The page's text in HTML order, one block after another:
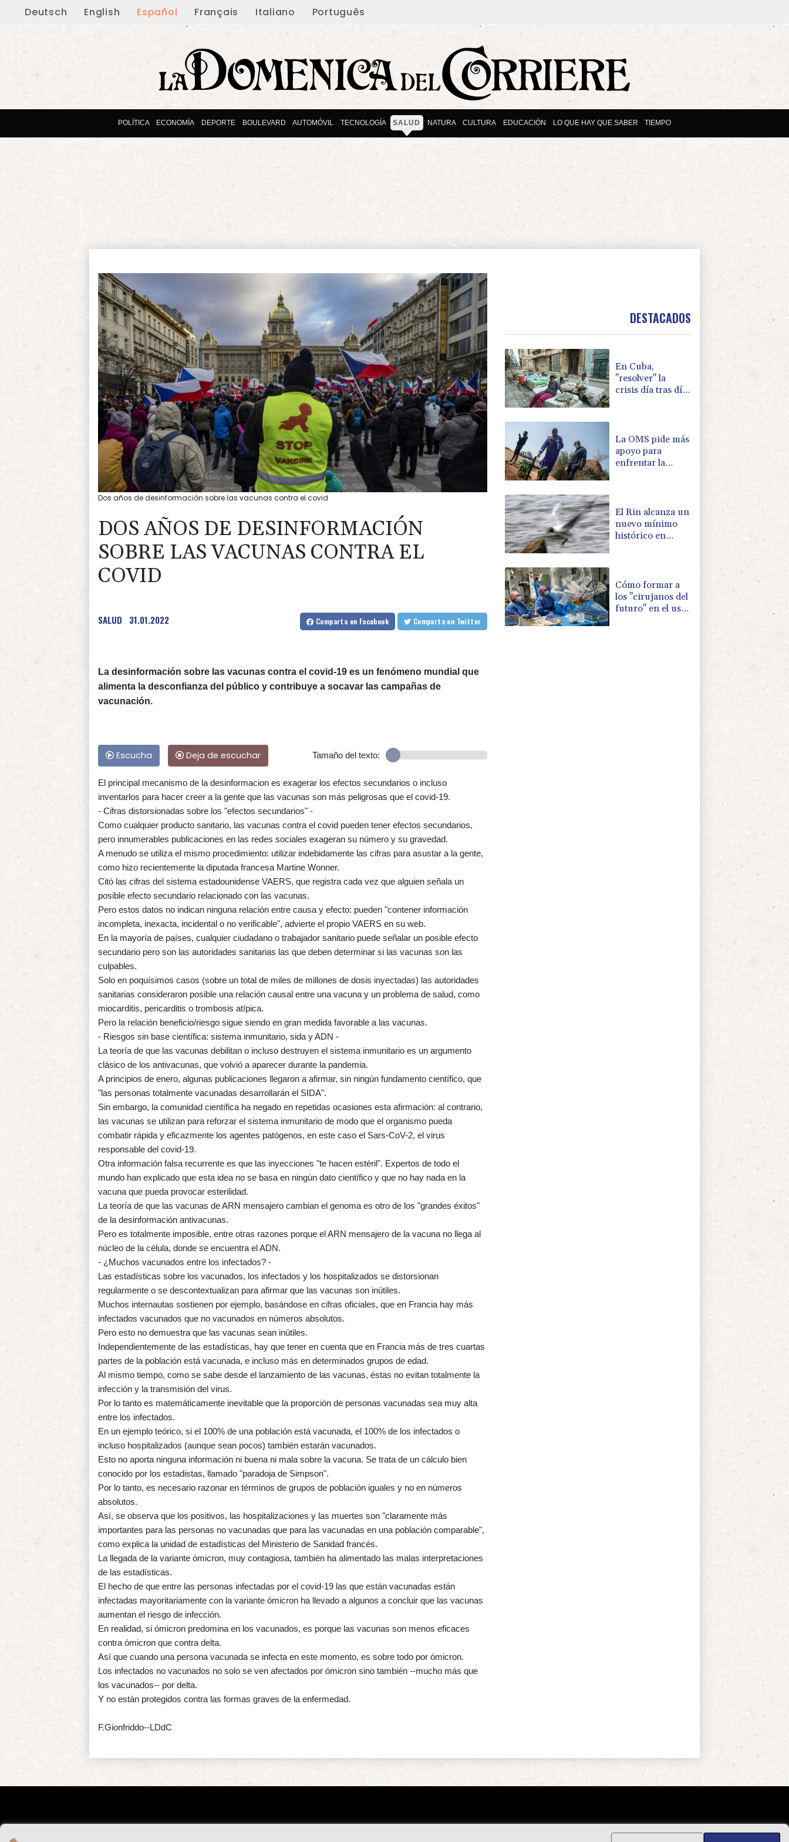
Deutsch English Español Français Italiano Português
POLÍTICA ECONOMÍA DEPORTE BOULEVARD AUTOMÓVIL TECNOLOGÍA SALUD NATURA CULTURA EDUCACIÓN LO QUE HAY QUE SABER TIEMPO
Dos años de desinformación sobre las vacunas contra el covid
DOS AÑOS DE DESINFORMACIÓN
SOBRE LAS VACUNAS CONTRA EL
COVID
SALUD 31.01.2022 Comparta en Facebook Comparta en Twitter
La desinformación sobre las vacunas contra el covid-19 es un fenómeno mundial que
alimenta la desconfianza del público y contribuye a socavar las campañas de
vacunación.
Escucha Deja de escuchar Tamaño del texto:
El principal mecanismo de la desinformacion es exagerar los efectos secundarios o incluso
inventarlos para hacer creer a la gente que las vacunas son más peligrosas que el covid-19.
- Cifras distorsionadas sobre los "efectos secundarios" -
Como cualquier producto sanitario, las vacunas contra el covid pueden tener efectos secundarios,
pero innumerables publicaciones en las redes sociales exageran su número y su gravedad.
A menudo se utiliza el mismo procedimiento: utilizar indebidamente las cifras para asustar a la gente,
como hizo recientemente la diputada francesa Martine Wonner.
Citó las cifras del sistema estadounidense VAERS, que registra cada vez que alguien señala un
posible efecto secundario relacionado con las vacunas.
Pero estos datos no indican ninguna relación entre causa y efecto: pueden "contener información
incompleta, inexacta, incidental o no verificable", advierte el propio VAERS en su web.
En la mayoría de países, cualquier ciudadano o trabajador sanitario puede señalar un posible efecto
secundario pero son las autoridades sanitarias las que deben determinar si las vacunas son las
culpables.
Solo en poquísimos casos (sobre un total de miles de millones de dosis inyectadas) las autoridades
sanitarias consideraron posible una relación causal entre una vacuna y un problema de salud, como
miocarditis, pericarditis o trombosis atípica.
Pero la relación beneficio/riesgo sigue siendo en gran medida favorable a las vacunas.
- Riesgos sin base científica: sistema inmunitario, sida y ADN -
La teoría de que las vacunas debilitan o incluso destruyen el sistema inmunitario es un argumento
clásico de los antivacunas, que volvió a aparecer durante la pandemia.
A principios de enero, algunas publicaciones llegaron a afirmar, sin ningún fundamento científico, que
"las personas totalmente vacunadas desarrollarán el SIDA".
Sin embargo, la comunidad científica ha negado en repetidas ocasiones esta afirmación: al contrario,
las vacunas se utilizan para reforzar el sistema inmunitario de modo que el organismo pueda
combatir rápida y eficazmente los agentes patógenos, en este caso el Sars-CoV-2, el virus
responsable del covid-19.
Otra información falsa recurrente es que las inyecciones "te hacen estéril". Expertos de todo el
mundo han explicado que esta idea no se basa en ningún dato científico y que no hay nada en la
vacuna que pueda provocar esterilidad.
La teoría de que las vacunas de ARN mensajero cambian el genoma es otro de los "grandes éxitos"
de la desinformación antivacunas.
Pero es totalmente imposible, entre otras razones porque el ARN mensajero de la vacuna no llega al
núcleo de la célula, donde se encuentra el ADN.
- ¿Muchos vacunados entre los infectados? -
Las estadísticas sobre los vacunados, los infectados y los hospitalizados se distorsionan
regularmente o se descontextualizan para afirmar que las vacunas son inútiles.
Muchos internautas sostienen por ejemplo, basándose en cifras oficiales, que en Francia hay más
infectados vacunados que no vacunados en números absolutos.
Pero esto no demuestra que las vacunas sean inútiles.
Independientemente de las estadísticas, hay que tener en cuenta que en Francia más de tres cuartas
partes de la población está vacunada, e incluso más en determinados grupos de edad.
Al mismo tiempo, como se sabe desde el lanzamiento de las vacunas, éstas no evitan totalmente la
infección y la transmisión del virus.
Por lo tanto es matemáticamente inevitable que la proporción de personas vacunadas sea muy alta
entre los infectados.
En un ejemplo teórico, si el 100% de una población está vacunada, el 100% de los infectados o
incluso hospitalizados (aunque sean pocos) también estarán vacunados.
Esto no aporta ninguna información ni buena ni mala sobre la vacuna. Se trata de un cálculo bien
conocido por los estadistas, llamado "paradoja de Simpson".
Por lo tanto, es necesario razonar en términos de grupos de población iguales y no en números
absolutos.
Así, se observa que los positivos, las hospitalizaciones y las muertes son "claramente más
importantes para las personas no vacunadas que para las vacunadas en una población comparable",
como explica la unidad de estadísticas del Ministerio de Sanidad francés.
La llegada de la variante ómicron, muy contagiosa, también ha alimentado las malas interpretaciones
de las estadísticas.
El hecho de que entre las personas infectadas por el covid-19 las que están vacunadas están
infectadas mayoritariamente con la variante ómicron ha llevado a algunos a concluir que las vacunas
aumentan el riesgo de infección.
En realidad, si ómicron predomina en los vacunados, es porque las vacunas son menos eficaces
contra ómicron que contra delta.
Así que cuando una persona vacunada se infecta en este momento, es sobre todo por ómicron.
Los infectados no vacunados no solo se ven afectados por ómicron sino también --mucho más que
los vacunados-- por delta.
Y no están protegidos contra las formas graves de la enfermedad.
F.Gionfriddo--LDdC
DESTACADOS
En Cuba,
"resolver" la
crisis día tras día
La OMS pide más
apoyo para
enfrentar la
El Rin alcanza un
nuevo mínimo
histórico en
Cómo formar a
los "cirujanos del
futuro" en el uso